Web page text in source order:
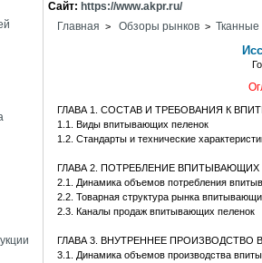
Сайт: https://www.akpr.ru/
Главная > Обзоры рынков >
ГЛАВА 1. СОСТАВ И ТРЕБОВАНИЯ К
1.1. Виды впитывающих пеленок
1.2. Стандарты и технические
ГЛАВА 2. ПОТРЕБЛЕНИЕ ВПИТЫВАЮЩИХ
2.1. Динамика объемов потребления
2.2. Товарная структура рынка
2.3. Каналы продаж впитывающих пеленок
ГЛАВА 3. ВНУТРЕННЕЕ
3.1. Динамика объемов производства